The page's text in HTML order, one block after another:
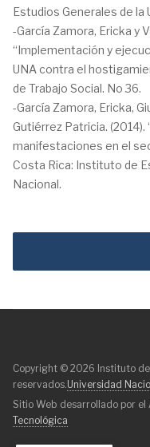
Estudios Generales de la
-García Zamora, Ericka y
“Implementación y
UNA contra el
de Trabajo Social. No 36.
-García Zamora, Ericka,
Gutiérrez Patricia.
manifestaciones en el
Costa Rica: Instituto de
Nacional.
Copyright © 2026 Instituto de
reservados.Universidad
Sitio Web desarrollado por el
Tecnológica